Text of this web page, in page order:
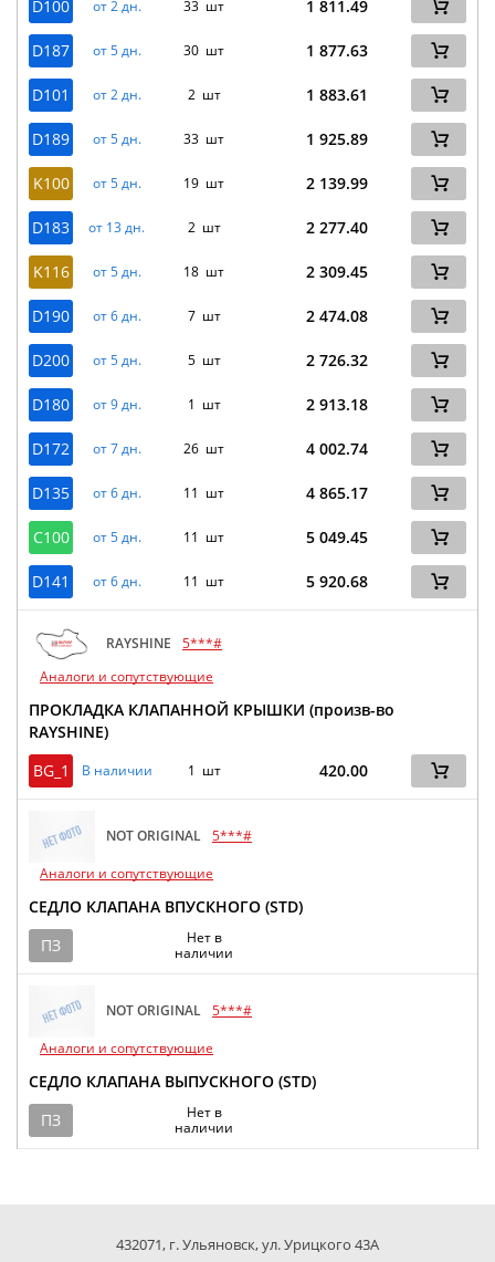
D100 от 2 дн. 33 шт 1 811.49
D187 от 5 дн. 30 шт 1 877.63
D101 от 2 дн. 2 шт 1 883.61
D189 от 5 дн. 33 шт 1 925.89
K100 от 5 дн. 19 шт 2 139.99
D183 от 13 дн. 2 шт 2 277.40
K116 от 5 дн. 18 шт 2 309.45
D190 от 6 дн. 7 шт 2 474.08
D200 от 5 дн. 5 шт 2 726.32
D180 от 9 дн. 1 шт 2 913.18
D172 от 7 дн. 26 шт 4 002.74
D135 от 6 дн. 11 шт 4 865.17
C100 от 5 дн. 11 шт 5 049.45
D141 от 6 дн. 11 шт 5 920.68
RAYSHINE
5***#
Аналоги и сопутствующие
ПРОКЛАДКА КЛАПАННОЙ КРЫШКИ (произв-во
RAYSHINE)
BG_1
В наличии 1 шт 420.00
NOT ORIGINAL 5***#
Аналоги и сопутствующие
СЕДЛО КЛАПАНА ВПУСКНОГО (STD)
ПЗ
Нет в
наличии
NOT ORIGINAL 5***#
Аналоги и сопутствующие
СЕДЛО КЛАПАНА ВЫПУСКНОГО (STD)
ПЗ
Нет в
наличии
432071, г. Ульяновск, ул. Урицкого 43А